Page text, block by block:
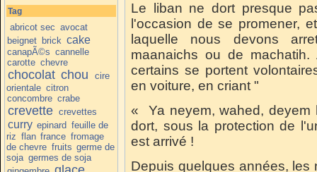
Tag
abricot sec avocat
beignet brick cake
canapÃ©s cannelle
carotte chevre
chocolat chou
cire
orientale citron
concombre crabe
crevette crevettes
curry epinard feuille de
riz flan france fromage
de chevre fruits germe de
soja germes de soja
Le liban ne dort presque
l'occasion de se promener,
laquelle nous devons
maanaichs ou de
certains se portent
en voiture, en criant "
« Ya neyem, wahed,
dort, sous la protection de
est arrivé !
Depuis quelques années,